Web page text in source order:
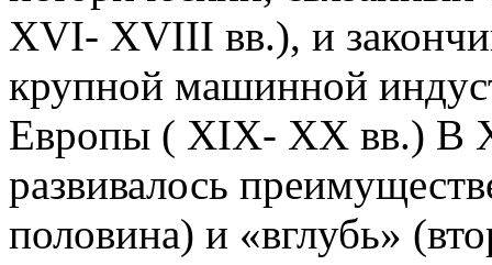
XVI- XVIII вв.), и
крупной машинной
Европы ( XIX- XX вв.) В
развивалось
половина) и «вглубь»